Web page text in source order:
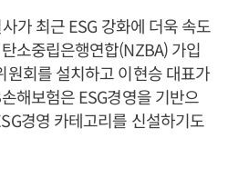
가 최근 ESG 강화에 더욱 속도
소중립은행연합(NZBA) 가입
원회를 설치하고 이현승 대표가
해보험은 ESG경영을 기반으
경영 카테고리를 신설하기도